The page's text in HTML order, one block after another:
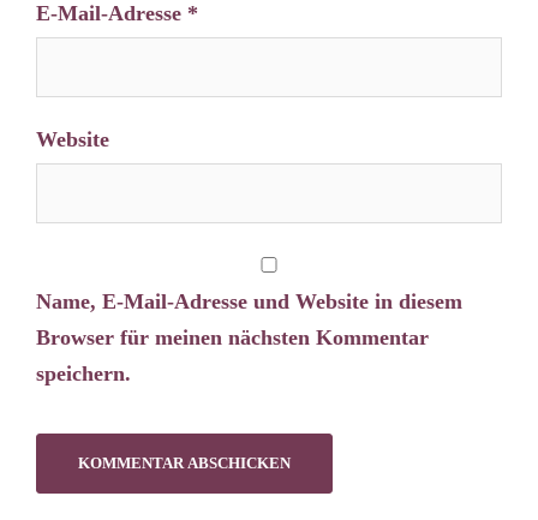
E-Mail-Adresse *
Website
Name, E-Mail-Adresse und Website in diesem
Browser für meinen nächsten Kommentar
speichern.